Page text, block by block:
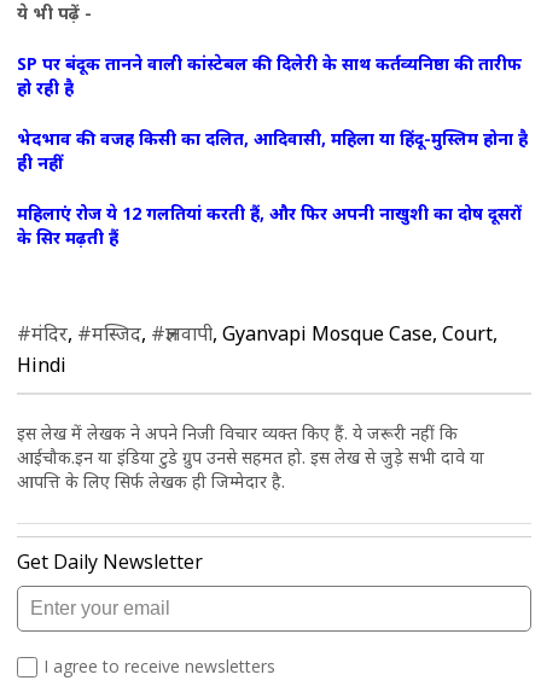
ये भी पढ़ें -
SP पर बंदूक तानने वाली कांस्टेबल की दिलेरी के साथ कर्तव्यनिष्ठा की तारीफ
हो रही है
भेदभाव की वजह किसी का दलित, आदिवासी, महिला या हिंदू-मुस्लिम होना है
ही नहीं
महिलाएं रोज ये 12 गलतियां करती हैं, और फिर अपनी नाखुशी का दोष दूसरों
के सिर मढ़ती हैं
#मंदिर, #मस्जिद, #ज्ञानवापी, Gyanvapi Mosque Case, Court,
Hindi
इस लेख में लेखक ने अपने निजी विचार व्यक्त किए हैं. ये जरूरी नहीं कि
आईचौक.इन या इंडिया टुडे ग्रुप उनसे सहमत हो. इस लेख से जुड़े सभी दावे या
आपत्ति के लिए सिर्फ लेखक ही जिम्मेदार है.